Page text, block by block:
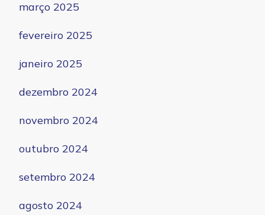
março 2025
fevereiro 2025
janeiro 2025
dezembro 2024
novembro 2024
outubro 2024
setembro 2024
agosto 2024